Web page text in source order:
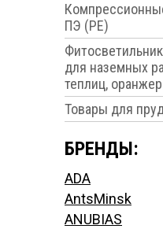
ПЭ (PE)
для наземных
теплиц,
Товары для
БРЕНДЫ:
ADA
AntsMinsk
ANUBIAS